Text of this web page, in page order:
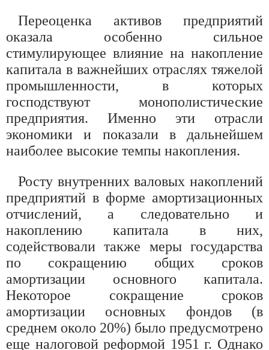
Переоценка активов предприятий
оказала особенно сильное
стимулирующее влияние на накопление
капитала в важнейших отраслях тяжелой
промышленности, в которых
господствуют монополистические
предприятия. Именно эти отрасли
экономики и показали в дальнейшем
наиболее высокие темпы накопления.
Росту внутренних валовых накоплений
предприятий в форме амортизационных
отчислений, а следовательно и
накоплению капитала в них,
содействовали также меры государства
по сокращению общих сроков
амортизации основного капитала.
Некоторое сокращение сроков
амортизации основных фондов (в
среднем около 20%) было предусмотрено
еще налоговой реформой 1951 г. Однако